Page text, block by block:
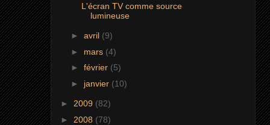
L'écran TV comme source
lumineuse
► avril (9)
► mars (4)
► février (5)
► janvier (10)
► 2009 (82)
► 2008 (78)